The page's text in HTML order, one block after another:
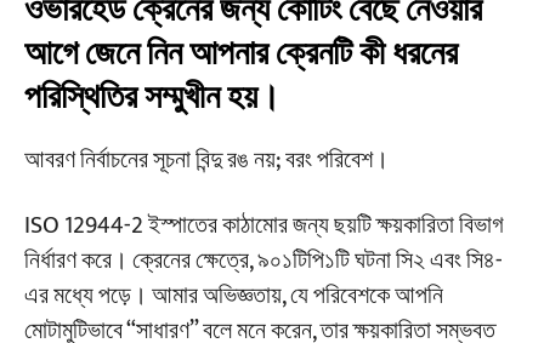
ধাপ ৫: আসঞ্জন পরীক্ষা
সাধারণ আবরণ ত্রুটি—এক নজরে বিচার করুন
আমরা যা করেছি
FAQ
একটি স্ট্যান্ডার্ড ইনডোর ওভারহেড ক্রেনের ডিফল্ট কোটিং কী?
আমি কি পরিবেশ নির্বিশেষে সবচেয়ে পুরু সিস্টেমটি ব্যবহার
আগে জেনে নিন আপনার ক্রেনটি কী ধরনের
পরিস্থিতির সম্মুখীন হয়।
আবরণ নির্বাচনের সূচনা বিন্দু রঙ নয়; বরং পরিবেশ।
ISO 12944-2 ইস্পাতের কাঠামোর জন্য ছয়টি ক্ষয়কারিতা বিভাগ
নির্ধারণ করে। ক্রেনের ক্ষেত্রে, ৯০১টিপি১টি ঘটনা সি২ এবং সি৪-
এর মধ্যে পড়ে। আমার অভিজ্ঞতায়, যে পরিবেশকে আপনি
মোটামুটিভাবে “সাধারণ” বলে মনে করেন, তার ক্ষয়কারিতা সম্ভবত